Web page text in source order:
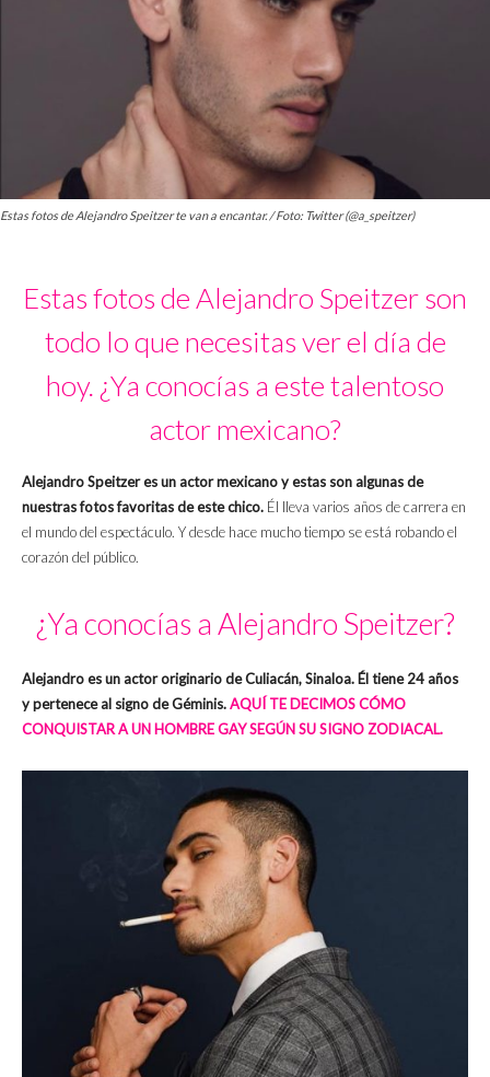
Estas fotos de Alejandro Speitzer te van a encantar. / Foto: Twitter (@a_speitzer)
Estas fotos de Alejandro Speitzer son
todo lo que necesitas ver el día de
hoy. ¿Ya conocías a este talentoso
actor mexicano?
Alejandro Speitzer es un actor mexicano y estas son algunas de
nuestras fotos favoritas de este chico. Él lleva varios años de carrera en
el mundo del espectáculo. Y desde hace mucho tiempo se está robando el
corazón del público.
¿Ya conocías a Alejandro Speitzer?
Alejandro es un actor originario de Culiacán, Sinaloa. Él tiene 24 años
y pertenece al signo de Géminis.AQUÍ TE DECIMOS CÓMO
CONQUISTAR A UN HOMBRE GAY SEGÚN SU SIGNO ZODIACAL.